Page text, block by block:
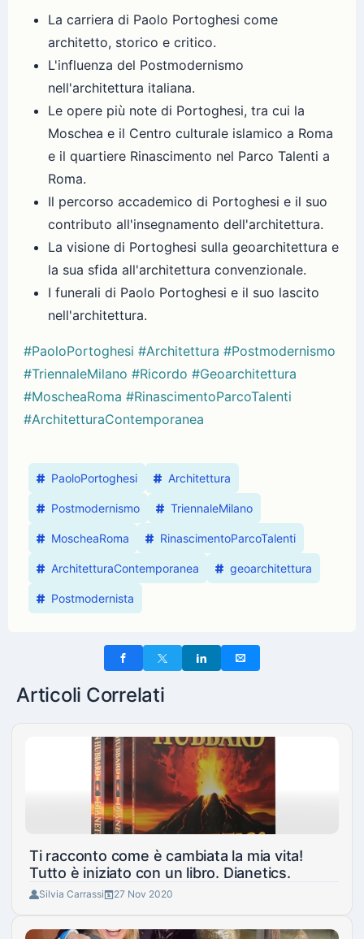
La carriera di Paolo Portoghesi come
architetto, storico e critico.
L'influenza del Postmodernismo
nell'architettura italiana.
Le opere più note di Portoghesi, tra cui la
Moschea e il Centro culturale islamico a Roma
e il quartiere Rinascimento nel Parco Talenti a
Roma.
Il percorso accademico di Portoghesi e il suo
contributo all'insegnamento dell'architettura.
La visione di Portoghesi sulla geoarchitettura e
la sua sfida all'architettura convenzionale.
I funerali di Paolo Portoghesi e il suo lascito
nell'architettura.
#PaoloPortoghesi #Architettura #Postmodernismo
#TriennaleMilano #Ricordo #Geoarchitettura
#MoscheaRoma #RinascimentoParcoTalenti
#ArchitetturaContemporanea
PaoloPortoghesi Architettura
Postmodernismo TriennaleMilano
MoscheaRoma RinascimentoParcoTalenti
ArchitetturaContemporanea geoarchitettura
Postmodernista
Articoli Correlati
Ti racconto come è cambiata la mia vita!
Tutto è iniziato con un libro. Dianetics.
Silvia Carrassi 27 Nov 2020